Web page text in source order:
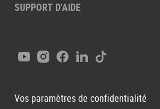
SUPPORT D'AIDE
YoutubeInstagram
Facebook
LinkedIn
Tiktok
Vos paramètres de confidentialité